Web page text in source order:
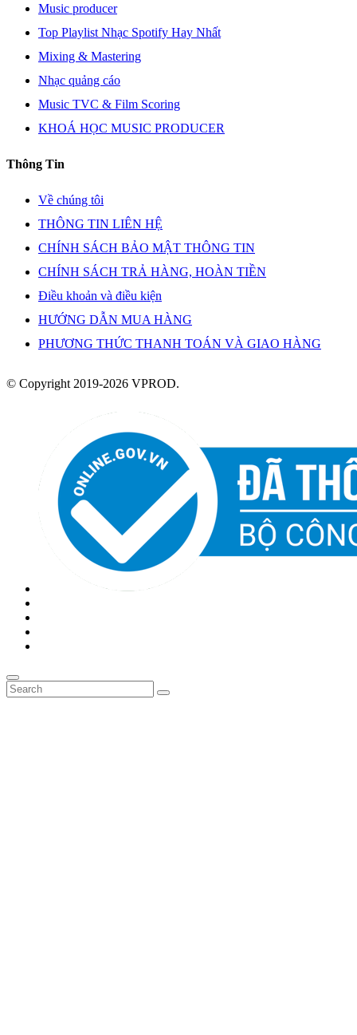
Music producer
Top Playlist Nhạc Spotify Hay Nhất
Mixing & Mastering
Nhạc quảng cáo
Music TVC & Film Scoring
KHOÁ HỌC MUSIC PRODUCER
Thông Tin
Về chúng tôi
THÔNG TIN LIÊN HỆ
CHÍNH SÁCH BẢO MẬT THÔNG TIN
CHÍNH SÁCH TRẢ HÀNG, HOÀN TIỀN
Điều khoản và điều kiện
HƯỚNG DẪN MUA HÀNG
PHƯƠNG THỨC THANH TOÁN VÀ GIAO HÀNG
© Copyright 2019-2026 VPROD.